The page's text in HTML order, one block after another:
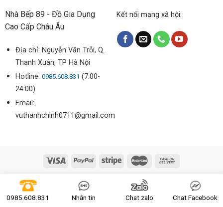
Nhà Bếp 89 - Đồ Gia Dụng
Cao Cấp Châu Âu
Địa chỉ: Nguyễn Văn Trỗi, Q.
Thanh Xuân, TP Hà Nội
Hotline: 0985.608.831 (7:00-
24:00)
Email:
vuthanhchinh0711@gmail.com
Kết nối mạng xã hội:
0985.608.831 Nhắn tin Chat zalo Chat Facebook